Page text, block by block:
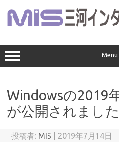
ス
キ
ッ
Menu
Windowsの2019
が公開されました
投稿者: MIS 2019年7月14日